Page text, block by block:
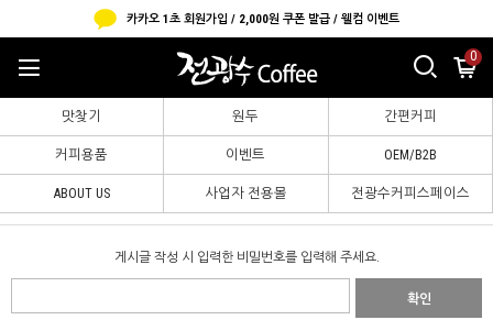
카카오 1초 회원가입 / 2,000원 쿠폰 발급 / 웰컴 이벤트
0
맛찾기 원두 간편커피
커피용품 이벤트 OEM/B2B
ABOUT US 사업자 전용몰 전광수커피스페이스
B2B 샘플신청
게시글 작성 시 입력한 비밀번호를 입력해 주세요.
확인